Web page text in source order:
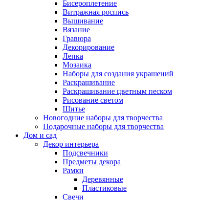
Бисероплетение
Витражная роспись
Вышивание
Вязание
Гравюра
Декорирование
Лепка
Мозаика
Наборы для создания украшений
Раскрашивание
Раскрашивание цветным песком
Рисование светом
Шитье
Новогодние наборы для творчества
Подарочные наборы для творчества
Дом и сад
Декор интерьера
Подсвечники
Предметы декора
Рамки
Деревянные
Пластиковые
Свечи